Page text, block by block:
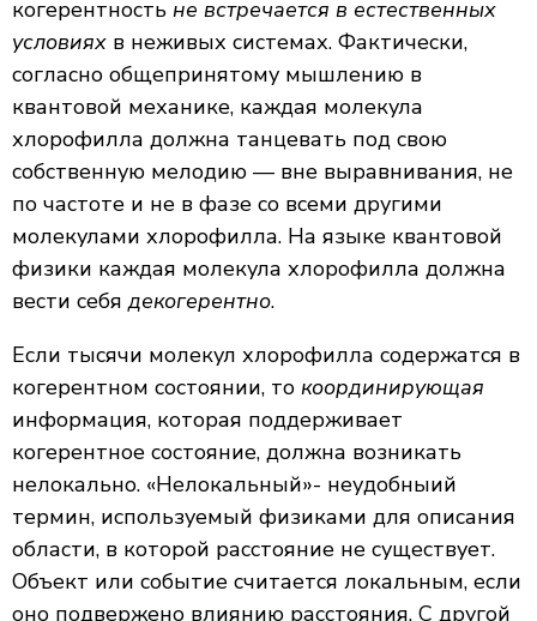
когерентность не встречается в естественных
условиях в неживых системах. Фактически,
согласно общепринятому мышлению в
квантовой механике, каждая молекула
хлорофилла должна танцевать под свою
собственную мелодию — вне выравнивания, не
по частоте и не в фазе со всеми другими
молекулами хлорофилла. На языке квантовой
физики каждая молекула хлорофилла должна
вести себядекогерентно.
Если тысячи молекул хлорофилла содержатся в
когерентном состоянии, то координирующая
информация, которая поддерживает
когерентное состояние, должна возникать
нелокально. «Нелокальный»- неудобныий
термин, используемый физиками для описания
области, в которой расстояние не существует.
Объект или событие считается локальным, если
оно подвержено влиянию расстояния. С другой